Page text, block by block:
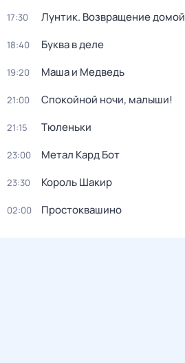
17:30 Лунтик. Возвращение домой
18:40 Буква в деле
19:20 Маша и Медведь
21:00 Спокойной ночи, малыши!
21:15 Тюленьки
23:00 Метал Кард Бот
23:30 Король Шакир
02:00 Простоквашино